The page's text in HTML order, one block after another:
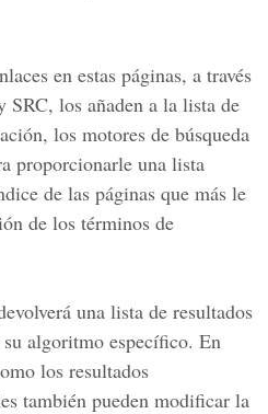
en estas páginas, a través
SRC, los añaden a la lista de
los motores de búsqueda
proporcionarle una lista
de las páginas que más le
de los términos de
una lista de resultados
algoritmo específico. En
los resultados
también pueden modificar la